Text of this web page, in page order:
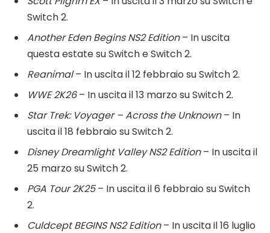
Switch 2.
Another Eden Begins NS2 Edition– In uscita
questa estate su Switch e Switch 2.
Reanimal– In uscita il 12 febbraio su Switch 2.
WWE 2K26– In uscita il 13 marzo su Switch 2.
Star Trek: Voyager – Across the Unknown– In
uscita il 18 febbraio su Switch 2.
Disney Dreamlight Valley NS2 Edition– In uscita il
25 marzo su Switch 2.
PGA Tour 2K25– In uscita il 6 febbraio su Switch
2.
Culdcept BEGINS NS2 Edition– In uscita il 16 luglio